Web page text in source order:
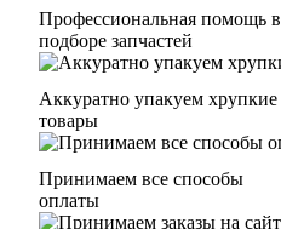
Профессиональная помощь в
подборе запчастей
Аккуратно упакуем хрупкие
товары
Принимаем все способы
оплаты